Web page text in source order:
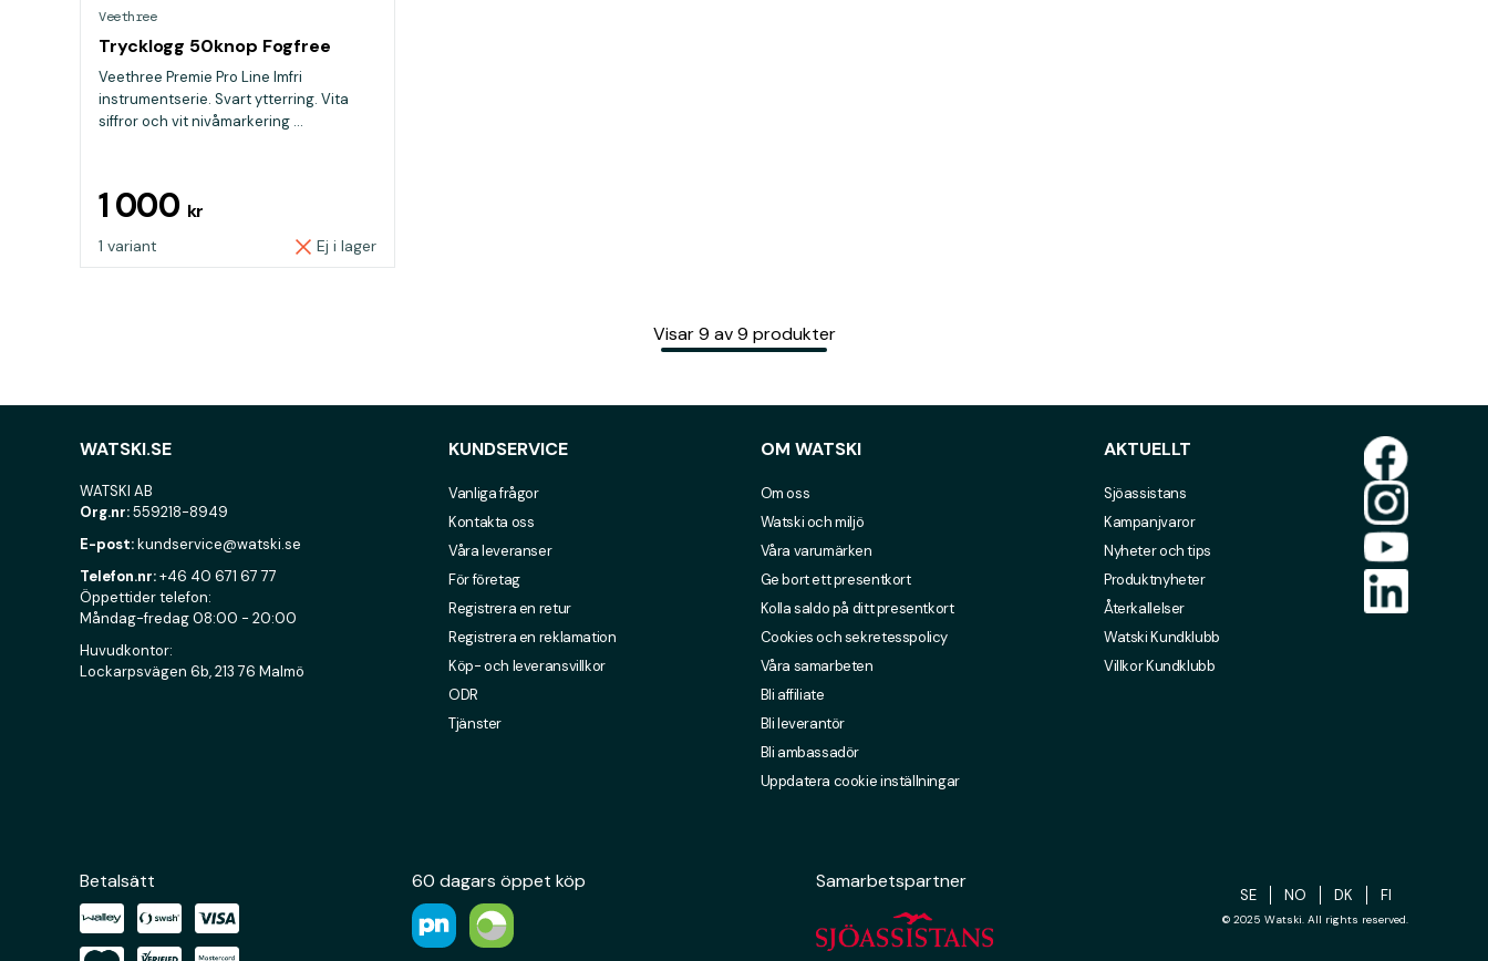
Veethree
Trycklogg 50knop Fogfree
Veethree Premie Pro Line Imfri
instrumentserie. Svart ytterring. Vita
siffror och vit nivåmarkering ...
1 000 kr
1 variant Ej i lager
Visar 9 av 9 produkter
WATSKI.SE
WATSKI AB
Org.nr:559218-8949
E-post:kundservice@watski.se
Telefon.nr:+46 40 671 67 77
Öppettider telefon:
Måndag-fredag 08:00 - 20:00
Huvudkontor:
Lockarpsvägen 6b, 213 76 Malmö
KUNDSERVICE
Vanliga frågor
Kontakta oss
Våra leveranser
För företag
Registrera en retur
Registrera en reklamation
Köp- och leveransvillkor
ODR
Tjänster
OM WATSKI
Om oss
Watski och miljö
Våra varumärken
Ge bort ett presentkort
Kolla saldo på ditt presentkort
Cookies och sekretesspolicy
Våra samarbeten
Bli affiliate
Bli leverantör
Bli ambassadör
Uppdatera cookie inställningar
AKTUELLT
Sjöassistans
Kampanjvaror
Nyheter och tips
Produktnyheter
Återkallelser
Watski Kundklubb
Villkor Kundklubb
Betalsätt 60 dagars öppet köp Samarbetspartner
SE NO DK FI
© 2025 Watski. All rights reserved.